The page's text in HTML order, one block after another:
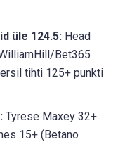
üle 124.5: Head
Bet365
tihti 125+ punkti
Tyrese Maxey 32+
15+ (Betano